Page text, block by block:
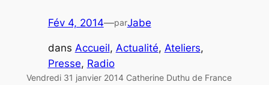
Fév 4, 2014—parJabe
dans Accueil, Actualité, Ateliers
Presse, Radio
Vendredi 31 janvier 2014 Catherine Duthu de France